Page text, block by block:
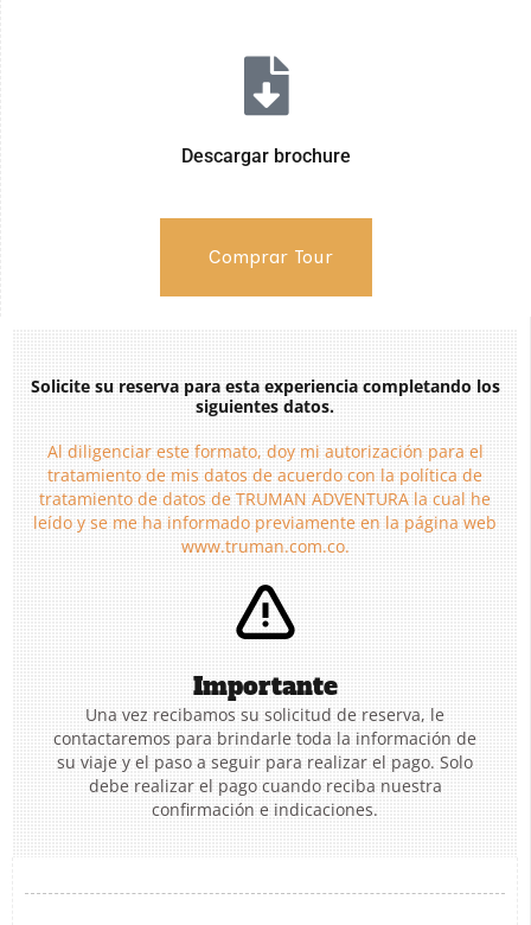
Descargar brochure
Comprar Tour
Solicite su reserva para esta experiencia completando los
siguientes datos.
Al diligenciar este formato, doy mi autorización para el
tratamiento de mis datos de acuerdo con la política de
tratamiento de datos de TRUMAN ADVENTURA la cual he
leído y se me ha informado previamente en la página web
www.truman.com.co.
Importante
Una vez recibamos su solicitud de reserva, le
contactaremos para brindarle toda la información de
su viaje y el paso a seguir para realizar el pago. Solo
debe realizar el pago cuando reciba nuestra
confirmación e indicaciones.